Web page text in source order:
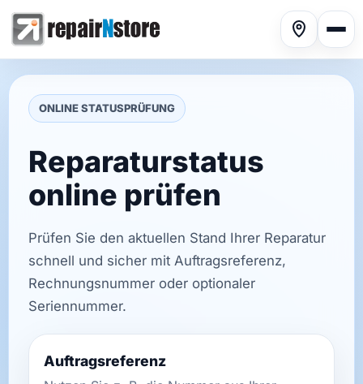
Phone repair
Tablet repair
Computer repair
Watch repair
ONLINE STATUSPRÜFUNG
Reparaturstatus
online prüfen
Prüfen Sie den aktuellen Stand Ihrer Reparatur
schnell und sicher mit Auftragsreferenz,
Rechnungsnummer oder optionaler
Seriennummer.
Auftragsreferenz